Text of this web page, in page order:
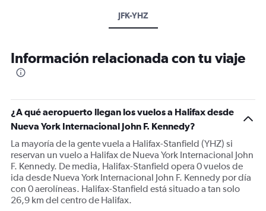
JFK-YHZ
Información relacionada con tu viaje
¿A qué aeropuerto llegan los vuelos a Halifax desde
Nueva York Internacional John F. Kennedy?
La mayoría de la gente vuela a Halifax-Stanfield (YHZ) si
reservan un vuelo a Halifax de Nueva York Internacional John
F. Kennedy. De media, Halifax-Stanfield opera 0 vuelos de
ida desde Nueva York Internacional John F. Kennedy por día
con 0 aerolíneas. Halifax-Stanfield está situado a tan solo
26,9 km del centro de Halifax.